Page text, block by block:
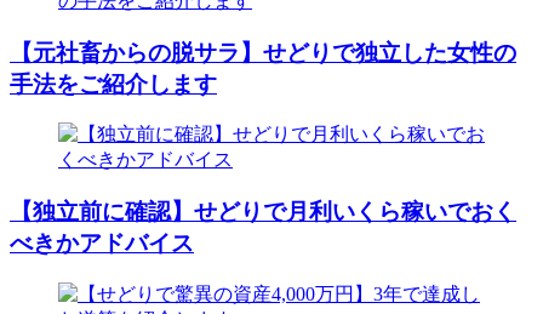
【元社畜からの脱サラ】せどりで独立した女性の
手法をご紹介します
【独立前に確認】せどりで月利いくら稼いでおく
べきかアドバイス